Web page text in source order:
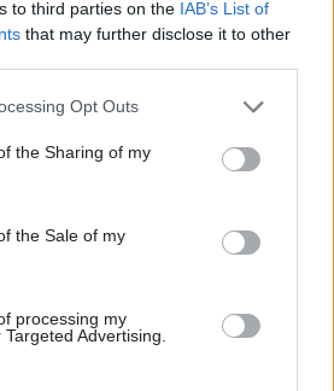
to third parties on the IAB’s List of
that may further disclose it to other
app uses one or more Google
usage behaviour. You may click to
Google and its third-party tags to
specified purposes in below Google
Opt Outs
the Sharing of my
the Sale of my
processing my
Advertising.
otvoriť fľašu vína aj bez
vyzerá ako z filmov svojského